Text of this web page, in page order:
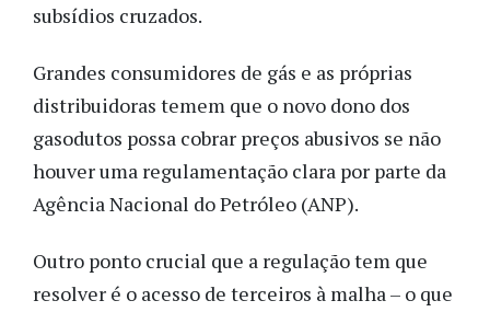
subsídios cruzados.
Grandes consumidores de gás e as próprias
distribuidoras temem que o novo dono dos
gasodutos possa cobrar preços abusivos se não
houver uma regulamentação clara por parte da
Agência Nacional do Petróleo (ANP).
Outro ponto crucial que a regulação tem que
resolver é o acesso de terceiros à malha – o que